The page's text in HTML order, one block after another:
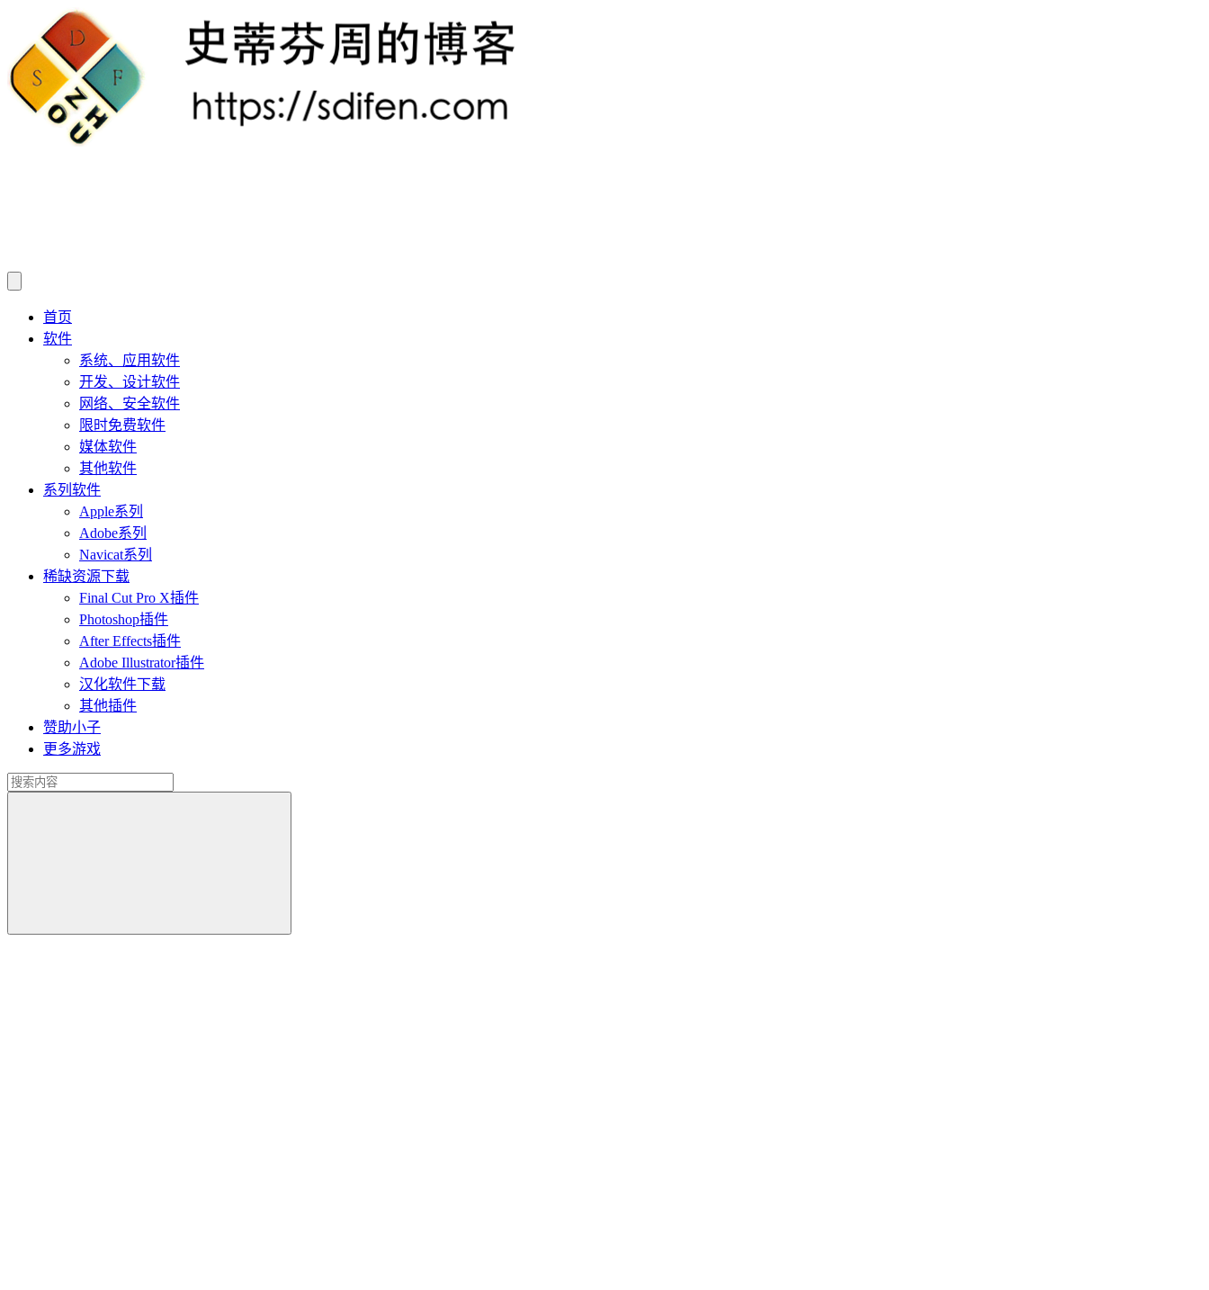
首页
软件
系统、应用软件
开发、设计软件
网络、安全软件
限时免费软件
媒体软件
其他软件
系列软件
Apple系列
Adobe系列
Navicat系列
稀缺资源下载
Final Cut Pro X插件
Photoshop插件
After Effects插件
Adobe Illustrator插件
汉化软件下载
其他插件
赞助小子
更多游戏